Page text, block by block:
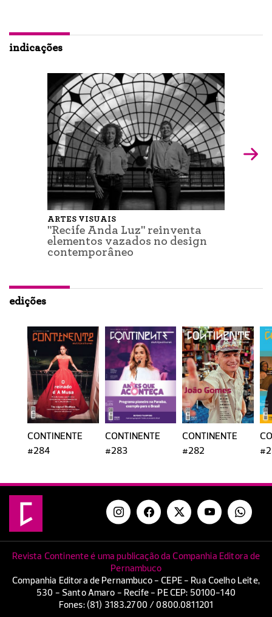
indicações
ARTES VISUAIS
"Recife Anda Luz" reinventa
elementos vazados no design
contemporâneo
edições
CONTINENTE
#284
CONTINENTE
#283
CONTINENTE
#282
Revista Continente é uma publicação da Companhia Editora de
Pernambuco
Companhia Editora de Pernambuco - CEPE - Rua Coelho Leite,
530 - Santo Amaro - Recife - PE CEP: 50100-140
Fones: (81) 3183.2700 / 0800.0811201